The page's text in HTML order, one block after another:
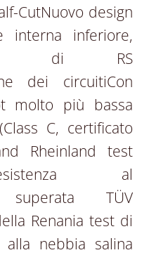
CutNuovo design
interna inferiore,
di RS
dei circuitiCon
molto più bassa
C, certificato
Rheinland test
al
superata TÜV
Renania test di
alla nebbia salina